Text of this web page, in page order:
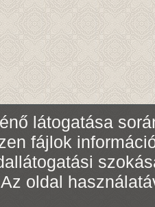
látogatása
fájlok
oldal